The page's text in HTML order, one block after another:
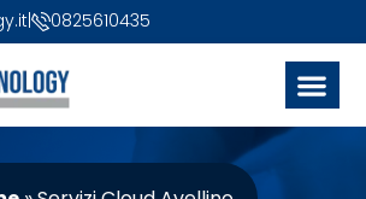
0825610435